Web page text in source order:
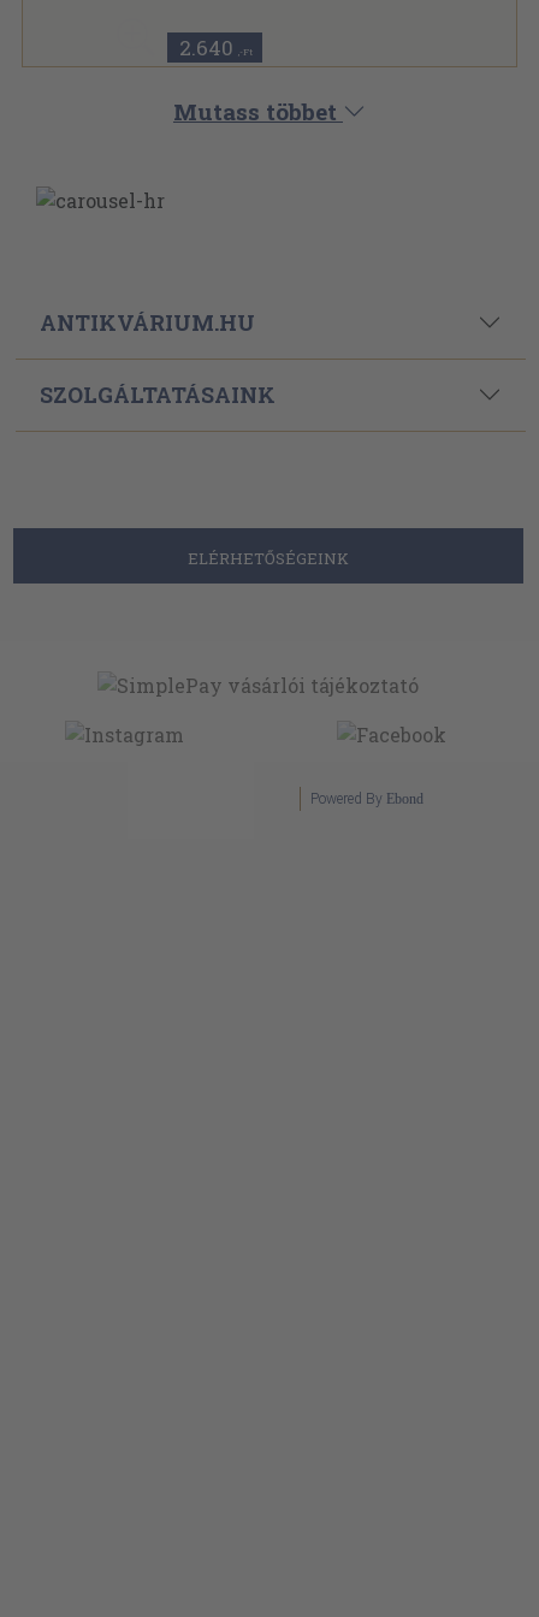
2.640 ,-Ft
Mutass többet
ANTIKVÁRIUM.HU
SZOLGÁLTATÁSAINK
ELÉRHETŐSÉGEINK
Powered By Ebond